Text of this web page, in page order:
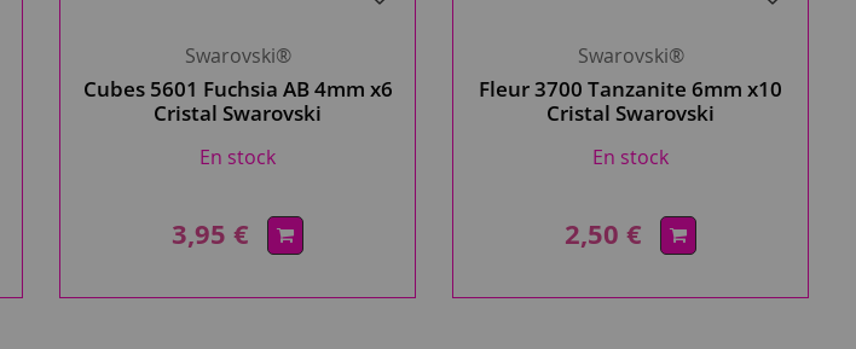
Swarovski®
Cubes 5601 Fuchsia AB 4mm x6
Cristal Swarovski
En stock
3,95 €
Swarovski®
Fleur 3700 Tanzanite 6mm x10
Cristal Swarovski
En stock
2,50 €